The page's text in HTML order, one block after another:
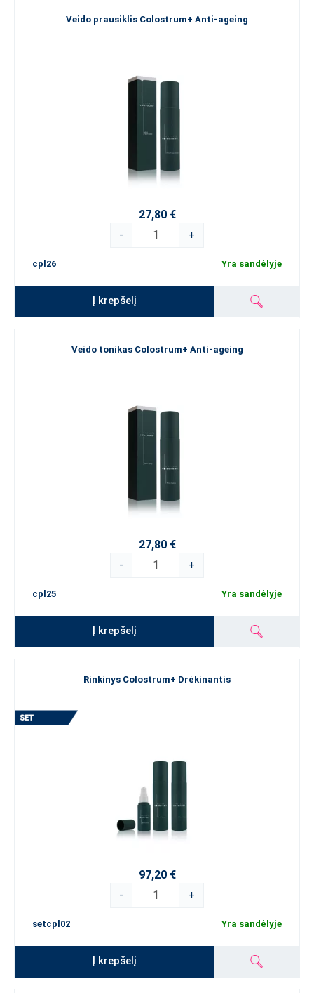
Veido prausiklis Colostrum+ Anti-ageing
27,80 €
-
+
cpl26 Yra sandėlyje
Į krepšelį
Veido tonikas Colostrum+ Anti-ageing
27,80 €
-
+
cpl25 Yra sandėlyje
Į krepšelį
Rinkinys Colostrum+ Drėkinantis
97,20 €
-
+
setcpl02 Yra sandėlyje
Į krepšelį